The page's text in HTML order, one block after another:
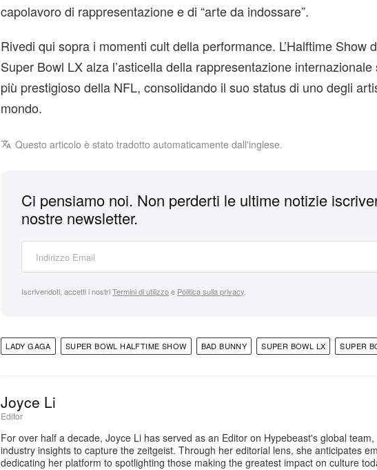
capolavoro di rappresentazione e di “arte da indossare”.
Rivedi qui sopra i momenti cult della performance. L’Halftime Show
Super Bowl LX alza l’asticella della rappresentazione
più prestigioso della NFL, consolidando il suo status di uno degli
mondo.
Questo articolo è stato tradotto automaticamente dall'inglese.
Ci pensiamo noi. Non perderti le ultime notizie
nostre newsletter.
Iscrivendoti, accetti i nostriTermini di utilizzoe Politica sulla privacy
LADY GAGA SUPER BOWL HALFTIME SHOW BAD BUNNY SUPER BOWL LX SUPER
Joyce Li
Editor
For over half a decade, Joyce Li has served as an Editor on Hypebeast's global
industry insights to capture the zeitgeist. Through her editorial lens, she anticipates
dedicating her platform to spotlighting those making the greatest impact on culture